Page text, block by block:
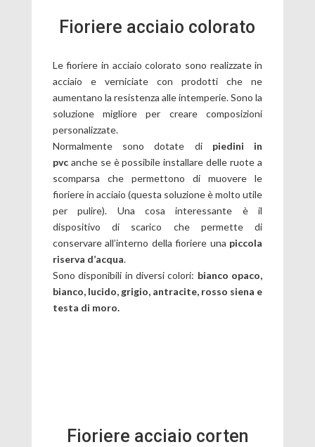
Fioriere acciaio colorato
Le fioriere in acciaio colorato sono realizzate in
acciaio e verniciate con prodotti che ne
aumentano la resistenza alle intemperie. Sono la
soluzione migliore per creare composizioni
personalizzate.
Normalmente sono dotate di piedini in
pvcanche se è possibile installare delle ruote a
scomparsa che permettono di muovere le
fioriere in acciaio (questa soluzione è molto utile
per pulire). Una cosa interessante è il
dispositivo di scarico che permette di
conservare all’interno della fioriere una piccola
riserva d’acqua.
Sono disponibili in diversi colori: bianco opaco,
bianco, lucido, grigio, antracite, rosso siena e
testa di moro.
Fioriere acciaio corten